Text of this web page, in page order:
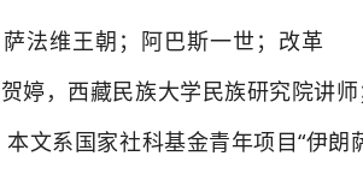
萨法维王朝；阿巴斯一世；改革
贺婷，西藏民族大学民族研究院讲
本文系国家社科基金青年项目“伊